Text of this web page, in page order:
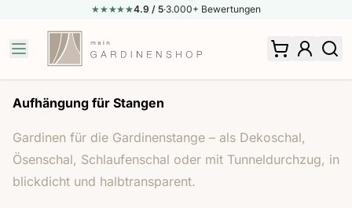
★★★★★
★4.9 / 5·3.000+ Bewertungen
Zum Inhalt springen
Aufhängung für Stangen
Gardinen für die Gardinenstange – als Dekoschal,
Ösenschal, Schlaufenschal oder mit Tunneldurchzug, in
blickdicht und halbtransparent.